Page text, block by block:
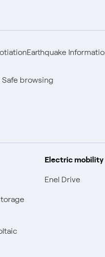
Earthquake
Safe browsing
Electric mobility
Enel Drive